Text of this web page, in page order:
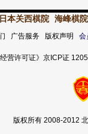
日本关西棋院 海峰棋院
广告服务 版权声明 会
经营许可证》京ICP证
版权所有 2008-2012